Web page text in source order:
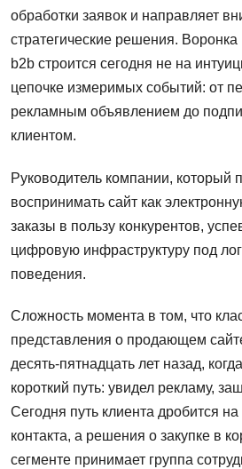
обработки заявок и направляет
стратегические решения.
b2b строится сегодня не на
цепочке измеримых событий: от
рекламным объявлением до
клиентом.
Руководитель компании, который
воспринимать сайт как
заказы в пользу конкурентов,
цифровую инфраструктуру под
поведения.
Сложность момента в том, что
представления о продающем
десять-пятнадцать лет назад,
короткий путь: увидел рекламу,
Сегодня путь клиента дробится
контакта, а решения о закупке в
сегменте принимает группа